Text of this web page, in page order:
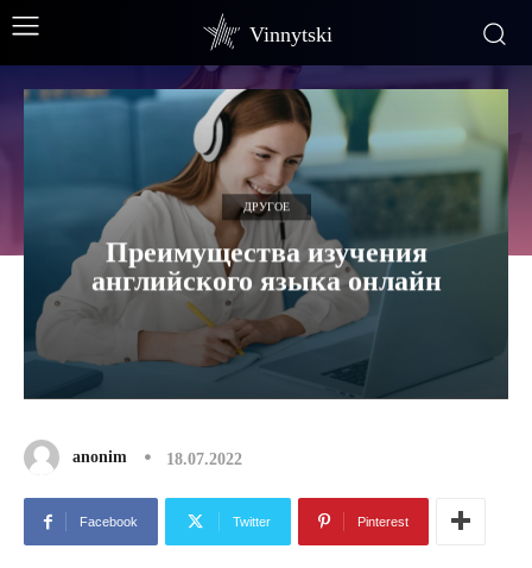
Vinnytski
ДРУГОЕ
Преимущества изучения
английского языка онлайн
anonim 18.07.2022
Facebook Twitter Pinterest